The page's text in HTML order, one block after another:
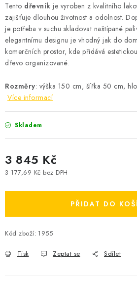
Tento dřevník je vyroben z kvalitního
zajišťuje dlouhou životnost a odolnost.
je potřeba v suchu skladovat naštípané
elegantnímu designu je vhodný jak do
komerčních prostor, kde přidává
dřevo organizované.
Rozměry: výška 150 cm, šířka 50 cm,
Více informací
Skladem
3 845 Kč
3 177,69 Kč bez DPH
PŘIDAT DO
Kód zboží: 1955
Tisk Zeptat se Sdílet